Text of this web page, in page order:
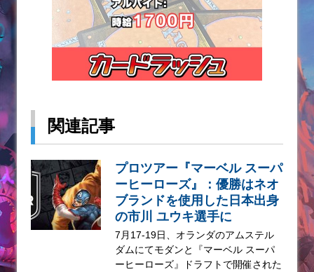
関連記事
プロツアー『マーベル スーパ
ーヒーローズ』：優勝はネオ
ブランドを使用した日本出身
の市川 ユウキ選手に
7月17-19日、オランダのアムステル
ダムにてモダンと『マーベル スーパ
ーヒーローズ』ドラフトで開催された